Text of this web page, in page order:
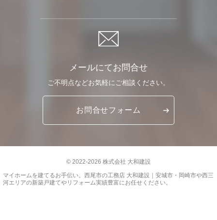
メールにてお問合せ
ご不明点などお気軽に ご相談ください。
お問合せフォーム
© 2022-2026 株式会社 大和建設
マイホームを建てるお手伝い。 西尾市の工務店 大和建設｜安城市・岡崎市や西三
河エリアの新築戸建てやリフォーム実績豊富にお任せください。